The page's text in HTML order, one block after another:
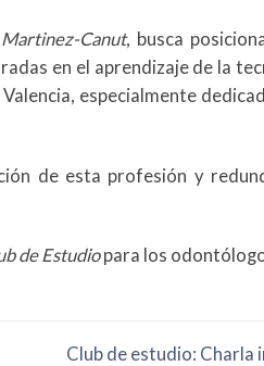
Canut, busca
en el aprendizaje de la
especialmente
de esta profesión y
de Estudiopara los
Club de estudio: Charla